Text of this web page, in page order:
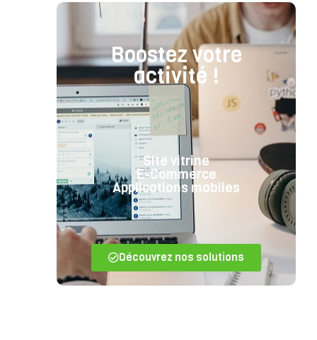
Boostez votre
activité !
Site vitrine
E-Commerce
Applications mobiles
Découvrez nos solutions